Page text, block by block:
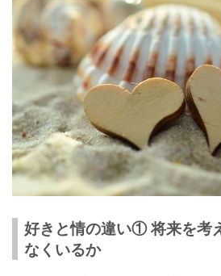
好きと情の違い① 将来を考
なくいるか